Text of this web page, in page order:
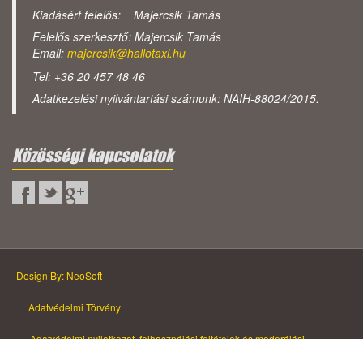
Kiadásért felelős: Majercsik Tamás
Felelős szerkesztő: Majercsik Tamás
Email: majercsik@hallotaxi.hu
Tel: +36 20 457 48 46
Adatkezelési nyilvántartási számunk: NAIH-88024/2015.
Közösségi kapcsolatok
Design By: NeoSoft
Adatvédelmi Törvény